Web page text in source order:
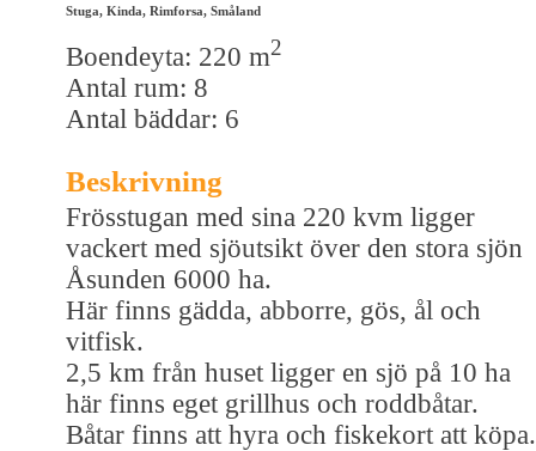
Stuga, Kinda, Rimforsa, Småland
Boendeyta: 220 m2
Antal rum: 8
Antal bäddar: 6
Beskrivning
Frösstugan med sina 220 kvm ligger
vackert med sjöutsikt över den stora sjön
Åsunden 6000 ha.
Här finns gädda, abborre, gös, ål och
vitfisk.
2,5 km från huset ligger en sjö på 10 ha
här finns eget grillhus och roddbåtar.
Båtar finns att hyra och fiskekort att köpa.